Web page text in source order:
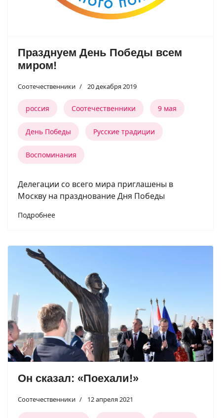
Празднуем День Победы всем
миром!
Соотечественники 20 декабря 2019
россия Соотечественники 9 мая
День Победы Русские традиции
Воспоминания
Делегации со всего мира приглашены в
Москву на празднование Дня Победы
Подробнее
Он сказал: «Поехали!»
Соотечественники 12 апреля 2021